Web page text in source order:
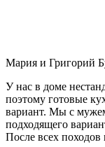
Мария и Григорий
У нас в доме
поэтому готовые
вариант. Мы с
подходящего
После всех